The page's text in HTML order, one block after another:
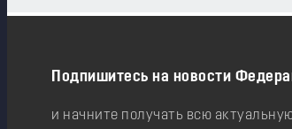
Подпишитесь на новости
и начните получать всю